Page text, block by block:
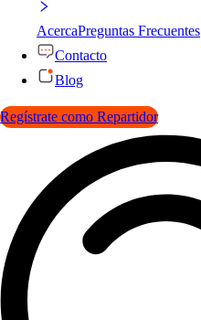
AcercaPreguntas Frecuentes
Contacto
Blog
Regístrate como Repartidor